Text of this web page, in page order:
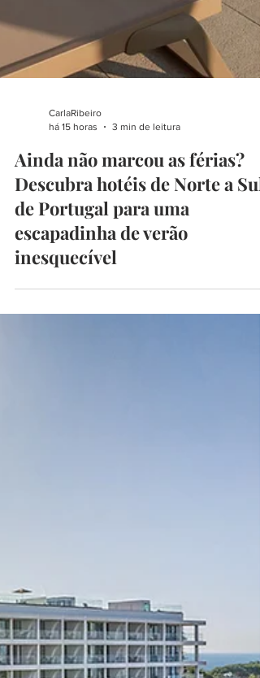
CarlaRibeiro
há 15 horas
3 min de leitura
Ainda não marcou as férias?
Descubra hotéis de Norte a Sul
de Portugal para uma
escapadinha de verão
inesquecível